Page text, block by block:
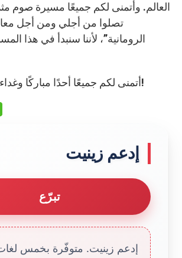
العالم. وأتمنى لكم جميعًا مسيرة صوم
تصلوا من أجلي ومن أجل
الرومانية”، لأننا سنبدأ في هذا
أتمنى لكم جميعًا أحدًا مباركًا وغداء هنيئا. وإلى اللقاء!
إدعم زينيت
تبرّع
إدعم زينيت. متوفّرة بخمس